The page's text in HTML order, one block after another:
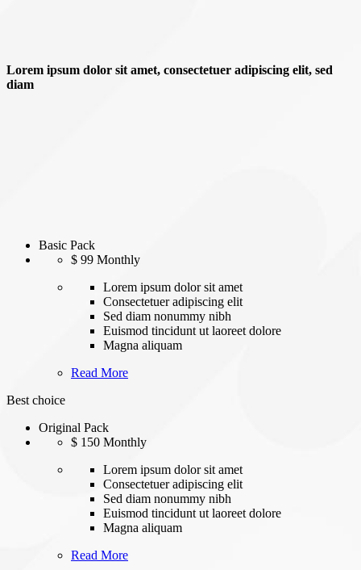
Lorem ipsum dolor sit amet, consectetuer adipiscing elit, sed
diam
Basic Pack
$ 99 Monthly
Lorem ipsum dolor sit amet
Consectetuer adipiscing elit
Sed diam nonummy nibh
Euismod tincidunt ut laoreet dolore
Magna aliquam
Read More
Best choice
Original Pack
$ 150 Monthly
Lorem ipsum dolor sit amet
Consectetuer adipiscing elit
Sed diam nonummy nibh
Euismod tincidunt ut laoreet dolore
Magna aliquam
Read More